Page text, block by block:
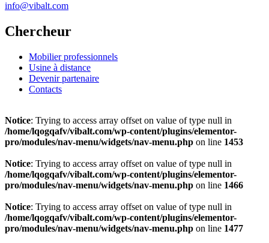
info@vibalt.com
Chercheur
Mobilier professionnels
Usine à distance
Devenir partenaire
Contacts
Notice: Trying to access array offset on value of type null in
/home/lqogqafv/vibalt.com/wp-content/plugins/elementor-
pro/modules/nav-menu/widgets/nav-menu.php on line 1453
Notice: Trying to access array offset on value of type null in
/home/lqogqafv/vibalt.com/wp-content/plugins/elementor-
pro/modules/nav-menu/widgets/nav-menu.php on line 1466
Notice: Trying to access array offset on value of type null in
/home/lqogqafv/vibalt.com/wp-content/plugins/elementor-
pro/modules/nav-menu/widgets/nav-menu.php on line 1477